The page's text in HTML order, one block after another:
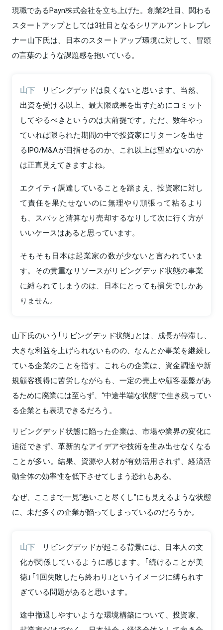
現職であるPayn株式会社を立ち上げた。創業2社目、関わる
スタートアップとしては3社目となるシリアルアントレプレ
ナー山下氏は、日本のスタートアップ環境に対して、冒頭
の言葉のような課題感を抱いている。
山下
リビングデッドは良くないと思います。当然、
出資を受ける以上、最大限成果を出すためにコミット
してやるべきというのは大前提です。ただ、数年やっ
ていれば限られた期間の中で投資家にリターンを出せ
るIPO/M&Aが目指せるのか、これ以上は望めないのか
は正直見えてきますよね。
エクイティ調達していることを踏まえ、投資家に対し
て責任を果たせないのに無理やり頑張って粘るより
も、スパッと清算なり売却するなりして次に行く方が
いいケースはあると思っています。
そもそも日本は起業家の数が少ないと言われていま
す。その貴重なリソースがリビングデッド状態の事業
に縛られてしまうのは、日本にとっても損失でしかあ
りません。
山下氏のいう「リビングデッド状態」とは、成長が停滞し、
大きな利益を上げられないものの、なんとか事業を継続し
ている企業のことを指す。これらの企業は、資金調達や新
規顧客獲得に苦労しながらも、一定の売上や顧客基盤があ
るために廃業には至らず、“中途半端な状態”で生き残ってい
る企業とも表現できるだろう。
リビングデッド状態に陥った企業は、市場や業界の変化に
追従できず、革新的なアイデアや技術を生み出せなくなる
ことが多い。結果、資源や人材が有効活用されず、経済活
動全体の効率性を低下させてしまう恐れもある。
なぜ、ここまで一見“悪いこと尽くし”にも見えるような状態
に、未だ多くの企業が陥ってしまっているのだろうか。
山下
リビングデッドが起こる背景には、日本人の文
化が関係しているように感じます。「続けることが美
徳」「1回失敗したら終わり」というイメージに縛られす
ぎている問題があると思います。
途中撤退しやすいような環境構築について、投資家、